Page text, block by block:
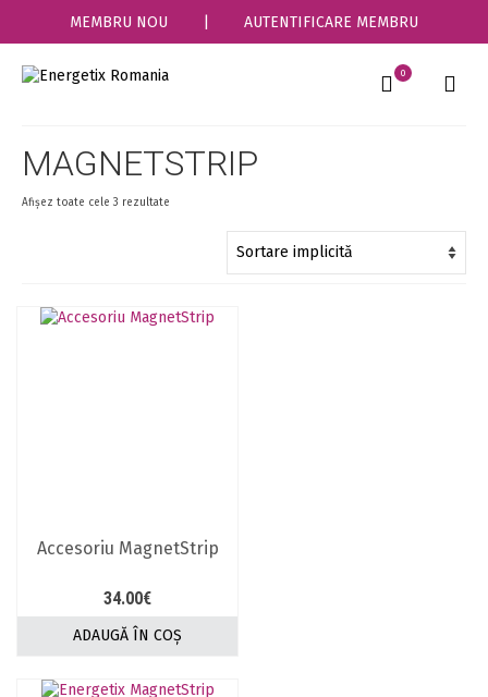
MEMBRU NOU AUTENTIFICARE MEMBRU
0
MAGNETSTRIP
Afișez toate cele 3 rezultate
Accesoriu MagnetStrip
34.00€
ADAUGĂ ÎN COȘ